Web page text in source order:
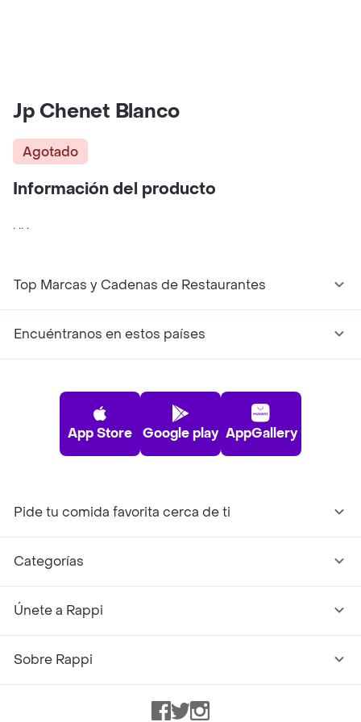
Jp Chenet Blanco
Agotado
Información del producto
. .. .
Top Marcas y Cadenas de Restaurantes
Encuéntranos en estos países
App Store Google play AppGallery
Pide tu comida favorita cerca de ti
Categorías
Únete a Rappi
Sobre Rappi
Facebook
TwitterInstagram